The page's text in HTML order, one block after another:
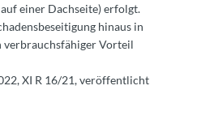
einer Dachseite) erfolgt.
hinaus in
verbrauchsfähiger Vorteil
XI R 16/21, veröffentlicht